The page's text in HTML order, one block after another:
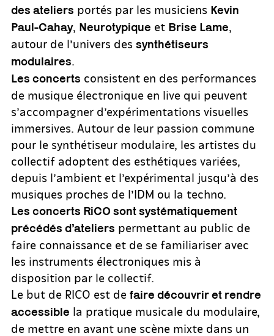
des ateliers portés par les musiciens Kevin
Paul-Cahay, Neurotypique et Brise Lame
autour de l’univers des synthétiseurs
modulaires
Les concerts consistent en des performances
de musique électronique en live qui peuvent
s’accompagner d’expérimentations visuelles
immersives. Autour de leur passion commune
pour le synthétiseur modulaire, les artistes du
collectif adoptent des esthétiques variées,
depuis l’ambient et l’expérimental jusqu’à des
musiques proches de l’IDM ou la techno.
Les concerts RiCO sont systématiquement
précédés d’ateliers permettant au public de
faire connaissance et de se familiariser avec
les instruments électroniques mis à
disposition par le collectif.
Le but de RICO est de faire découvrir et rendre
accessible la pratique musicale du modulaire,
de mettre en avant une scène mixte dans un